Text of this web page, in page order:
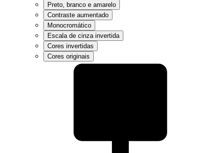
Preto, branco e amarelo
Contraste aumentado
Monocromático
Escala de cinza invertida
Cores invertidas
Cores originais